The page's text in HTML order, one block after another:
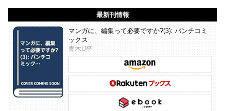
最新刊情報
マンガに、編集って必要ですか?(3): バンチコミ
ックス
青木U平